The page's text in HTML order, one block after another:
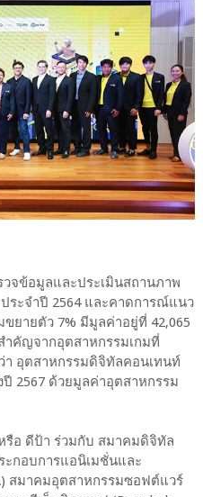
วจข้อมูลและประเมินสถานภาพ
ระจำปี 2564 และคาดการณ์แนว
ยายตัว 7% มีมูลค่าอยู่ที่ 42,065
ำคัญจากอุตสาหกรรมเกมที่
า อุตสาหกรรมดิจิทัลคอนเทนท์
2567 ด้วยมูลค่าอุตสาหกรรม
รือ ดีป้า ร่วมกับ สมาคมดิจิทัล
ะกอบการแอนิเมชั่นและ
สมาคมอุตสาหกรรมซอฟต์แวร์